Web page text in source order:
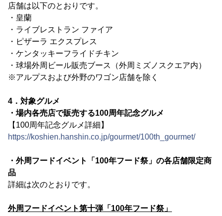
店舗は以下のとおりです。
・皇蘭
・ライブレストラン ファイア
・ピザーラ エクスプレス
・ケンタッキーフライドチキン
・球場外周ビール販売ブース（外周ミズノスクエア内）
※アルプスおよび外野のワゴン店舗を除く
4．対象グルメ
・場内各売店で販売する100周年記念グルメ
【100周年記念グルメ詳細】
https://koshien.hanshin.co.jp/gourmet/100th_gourmet/
・外周フードイベント「100年フード祭」の各店舗限定商
品
詳細は次のとおりです。
外周フードイベント第十弾「100年フード祭」